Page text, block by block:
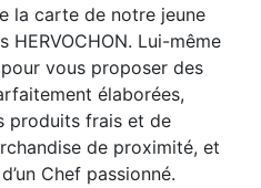
la carte de notre jeune
HERVOCHON. Lui-même
vous proposer des
élaborées,
produits frais et de
de proximité, et
Chef passionné.